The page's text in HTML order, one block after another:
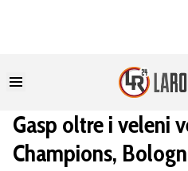
Gasp oltre i veleni
Champions,